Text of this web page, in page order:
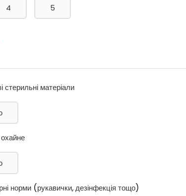
4 5
стерильні матеріали
норми (рукавички, дезінфекція тощо)